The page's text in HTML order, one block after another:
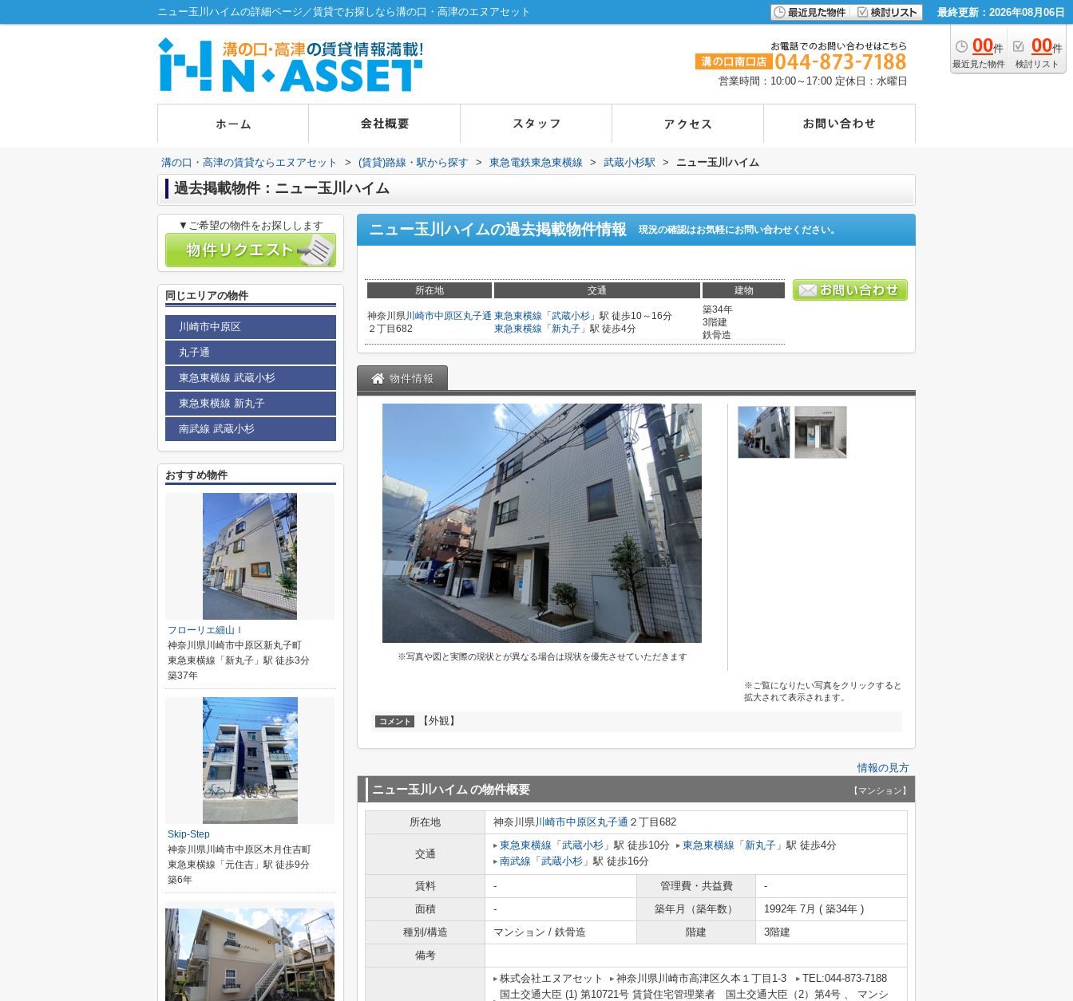
ニュー玉川ハイムの詳細ページ／賃貸でお探しなら溝の口・高津のエヌアセット 最終更新：2026年08月06日
00件
最近見た物件
00件
検討リスト
営業時間：10:00～17:00 定休日：水曜日
溝の口・高津の賃貸ならエヌアセット > (賃貸)路線・駅から探す > 東急電鉄東急東横線 > 武蔵小杉駅 > ニュー玉川ハイム
過去掲載物件：ニュー玉川ハイム
ニュー玉川ハイムの過去掲載物件情報 現況の確認はお気軽にお問い合わせください。
所在地 交通 建物
神奈川県川崎市中原区丸子通
２丁目682
東急東横線 「 武蔵小杉 」駅 徒歩10～16分
東急東横線 「 新丸子 」駅 徒歩4分
築34年
3階建
鉄骨造
物件情報
※写真や図と実際の現状とが異なる場合は現状を優先させていただきます
※ご覧になりたい写真をクリックすると
拡大されて表示されます。
コメント 【外観】
情報の見方
ニュー玉川ハイム の物件概要 【マンション】
所在地 神奈川県川崎市中原区丸子通 ２丁目682
交通
東急東横線 「 武蔵小杉 」駅 徒歩10分 東急東横線 「 新丸子 」駅 徒歩4分
南武線 「 武蔵小杉 」駅 徒歩16分
賃料 - 管理費・共益費
-
面積
- 築年月（築年数）
1992年 7月 ( 築34年 )
種別/構造
マンション / 鉄骨造 階建
3階建
備考
株式会社エヌアセット 神奈川県川崎市高津区久本１丁目1-3
TEL:044-873-7188
国土交通大臣 (1) 第10721号 賃貸住宅管理業者 国土交通大臣（2）第4号 、 マンシ
▼ご希望の物件をお探しします
同じエリアの物件
川崎市中原区
丸子通
東急東横線 武蔵小杉
東急東横線 新丸子
南武線 武蔵小杉
おすすめ物件
フローリエ細山Ⅰ
神奈川県川崎市中原区新丸子町
東急東横線「新丸子」駅 徒歩3分
築37年
Skip-Step
神奈川県川崎市中原区木月住吉町
東急東横線「元住吉」駅 徒歩9分
築6年